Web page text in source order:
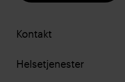
Kontakt
Helsetjenester